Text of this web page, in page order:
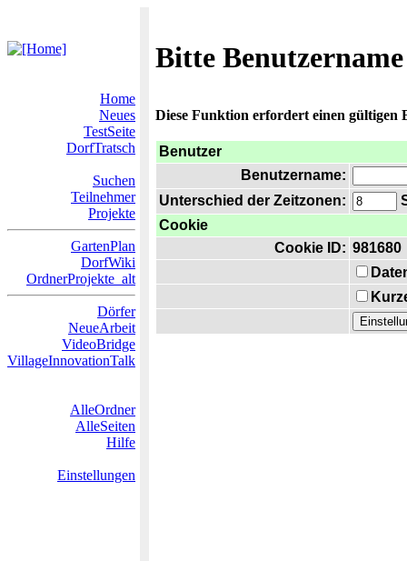
Bitte
Home
Neues
TestSeite
DorfTratsch
Suchen
Teilnehmer
Projekte
GartenPlan
DorfWiki
OrdnerProjekte_alt
Dörfer
NeueArbeit
VideoBridge
VillageInnovationTalk
AlleOrdner
AlleSeiten
Hilfe
Einstellungen
Diese Funktion erfordert einen gültigen
Benutzer
Benutzername:
Unterschied der Zeitzonen:
Cookie
Cookie ID: 981680